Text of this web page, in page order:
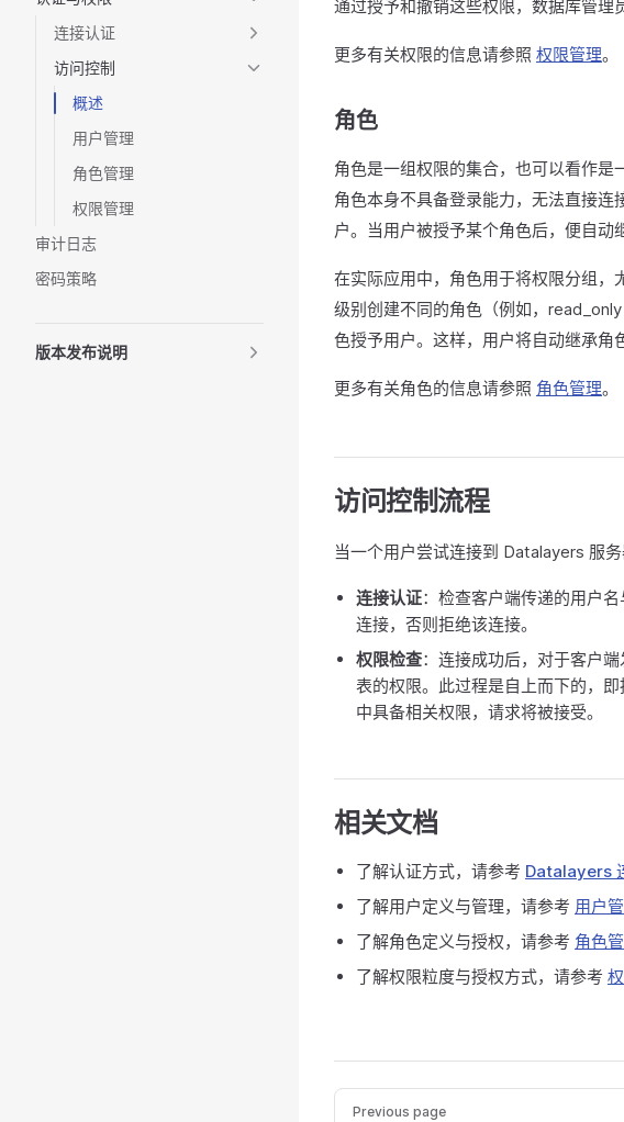
连接认证
访问控制
概述
用户管理
角色管理
权限管理
审计日志
密码策略
版本发布说明
通过授予和撤销这些权限，数据库管理
更多有关权限的信息请参照 权限管理。
角色
角色是一组权限的集合，也可以看作是
角色本身不具备登录能力，无法直接
户。当用户被授予某个角色后，便自动
在实际应用中，角色用于将权限分组，
级别创建不同的角色（例如，
色授予用户。这样，用户将自动继承角
更多有关角色的信息请参照 角色管理。
访问控制流程
当一个用户尝试连接到 Datalayers 服
连接认证：检查客户端传递的用户
连接，否则拒绝该连接。
权限检查：连接成功后，对于客户
表的权限。此过程是自上而下的，
中具备相关权限，请求将被接受。
相关文档
了解认证方式，请参考 Datalayers
了解用户定义与管理，请参考 用户
了解角色定义与授权，请参考 角色
了解权限粒度与授权方式，请参考
Previous page